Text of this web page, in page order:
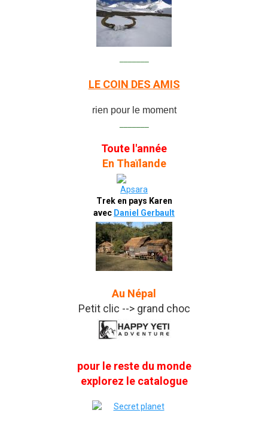
LE COIN DES AMIS
rien pour le moment
Toute l'année
En Thaïlande
Trek en pays Karen
avec Daniel Gerbault
Au Népal
Petit clic --> grand choc
pour le reste du monde
explorez le catalogue